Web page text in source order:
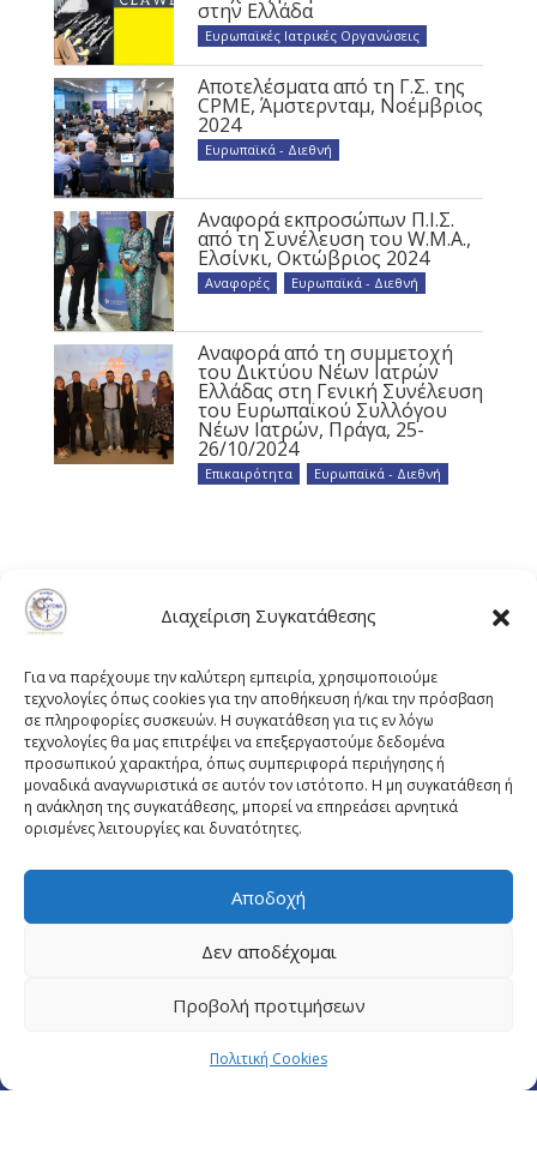
Διαχείριση Συγκατάθεσης
Για να παρέχουμε την καλύτερη εμπειρία, χρησιμοποιούμε
τεχνολογίες όπως cookies για την αποθήκευση ή/και την πρόσβαση
σε πληροφορίες συσκευών. Η συγκατάθεση για τις εν λόγω
τεχνολογίες θα μας επιτρέψει να επεξεργαστούμε δεδομένα
προσωπικού χαρακτήρα, όπως συμπεριφορά περιήγησης ή
μοναδικά αναγνωριστικά σε αυτόν τον ιστότοπο. Η μη συγκατάθεση ή
η ανάκληση της συγκατάθεσης, μπορεί να επηρεάσει αρνητικά
ορισμένες λειτουργίες και δυνατότητες.
Αποδοχή
Δεν αποδέχομαι
Προβολή προτιμήσεων
Πολιτική Cookies
στην Ελλάδα
Ευρωπαϊκές Ιατρικές Οργανώσεις
Αποτελέσματα από τη Γ.Σ. της
CPME, Άμστερνταμ, Νοέμβριος
2024
Ευρωπαϊκά - Διεθνή
Αναφορά εκπροσώπων Π.Ι.Σ.
από τη Συνέλευση του W.M.A.,
Ελσίνκι, Οκτώβριος 2024
Αναφορές Ευρωπαϊκά - Διεθνή
Αναφορά από τη συμμετοχή
του Δικτύου Νέων Ιατρών
Ελλάδας στη Γενική Συνέλευση
του Ευρωπαϊκού Συλλόγου
Νέων Ιατρών, Πράγα, 25-
26/10/2024
Επικαιρότητα Ευρωπαϊκά - Διεθνή
Πλουτάρχου 3, 10675 Αθήνα
Email επικοινωνίας:pisinfo@pis.gr